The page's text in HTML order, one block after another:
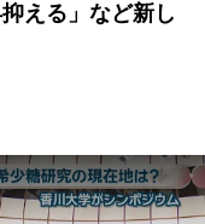
える」など新し